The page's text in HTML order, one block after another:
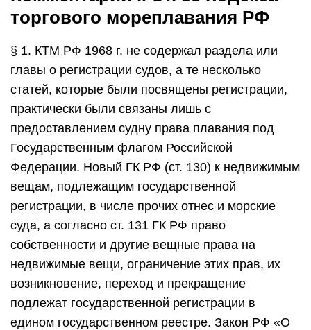
торгового мореплавания РФ
§ 1. КТМ РФ 1968 г. не содержал раздела или
главы о регистрации судов, а те несколько
статей, которые были посвящены регистрации,
практически были связаны лишь с
предоставлением судну права плавания под
Государственным флагом Российской
Федерации. Новый ГК РФ (ст. 130) к недвижимым
вещам, подлежащим государственной
регистрации, в числе прочих отнес и морские
суда, а согласно ст. 131 ГК РФ право
собственности и другие вещные права на
недвижимые вещи, ограничение этих прав, их
возникновение, переход и прекращение
подлежат государственной регистрации в
едином государственном реестре. Закон РФ «О